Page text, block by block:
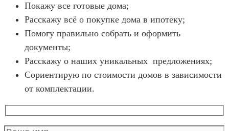
Покажу все готовые дома;
Расскажу всё о покупке дома в ипотеку;
Помогу правильно собрать и оформить
документы;
Расскажу о наших уникальных предложениях;
Сориентирую по стоимости домов в зависимости
от комплектации.